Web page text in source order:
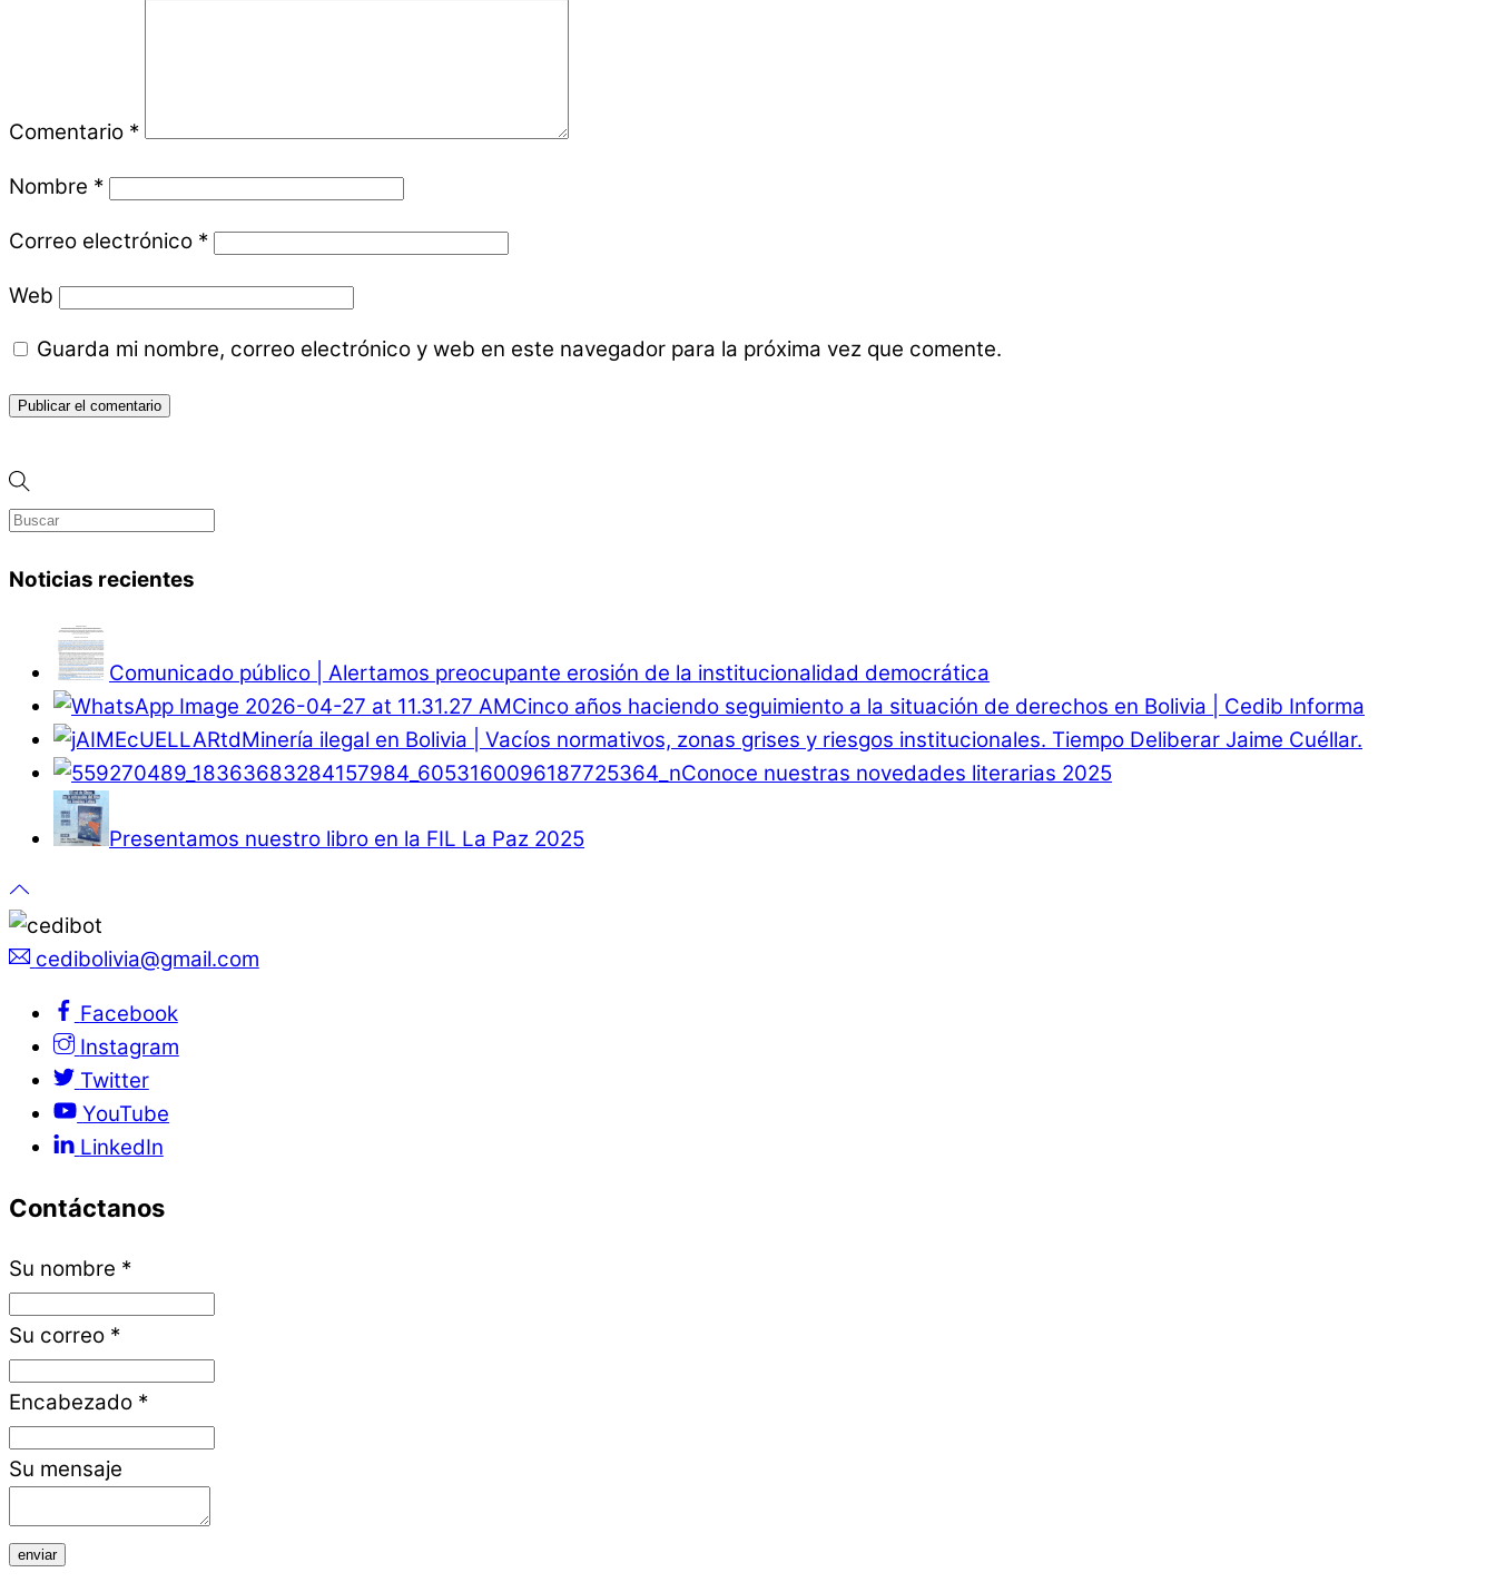
Comentario *
Nombre *
Correo electrónico *
Web
Guarda mi nombre, correo electrónico y web en este navegador para la próxima vez que comente.
Noticias recientes
Comunicado público | Alertamos preocupante erosión de la institucionalidad democrática
Cinco años haciendo seguimiento a la situación de derechos en Bolivia | Cedib Informa
Minería ilegal en Bolivia | Vacíos normativos, zonas grises y riesgos institucionales. Tiempo Deliberar Jaime Cuéllar.
Conoce nuestras novedades literarias 2025
Presentamos nuestro libro en la FIL La Paz 2025
cedibolivia@gmail.com
Facebook
Instagram
Twitter
YouTube
LinkedIn
Contáctanos
Su nombre *
Su correo *
Encabezado *
Su mensaje
enviar